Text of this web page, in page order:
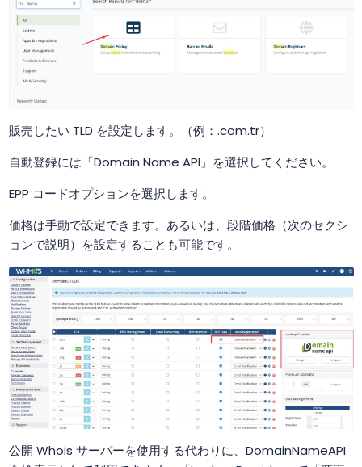
販売したい TLD を設定します。（例：.com.tr）
自動登録には「Domain Name API」を選択してください。
EPP コードオプションを選択します。
価格は手動で設定できます。あるいは、段階価格（次のセクシ
ョンで説明）を設定することも可能です。
公開 Whois サーバーを使用する代わりに、DomainNameAPI